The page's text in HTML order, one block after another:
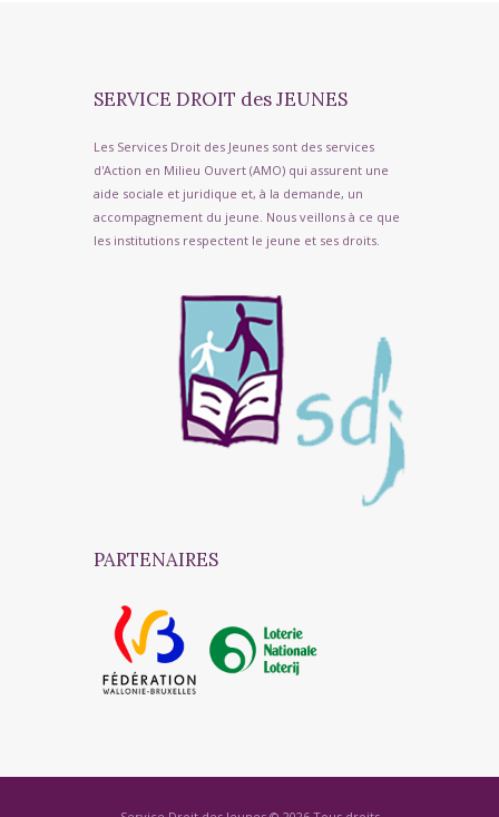
SERVICE DROIT des JEUNES
Les Services Droit des Jeunes sont des services
d'Action en Milieu Ouvert (AMO) qui assurent une
aide sociale et juridique et, à la demande, un
accompagnement du jeune. Nous veillons à ce que
les institutions respectent le jeune et ses droits.
PARTENAIRES